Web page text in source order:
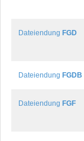
Dateiendung FGD
Dateiendung FGDB
Dateiendung FGF